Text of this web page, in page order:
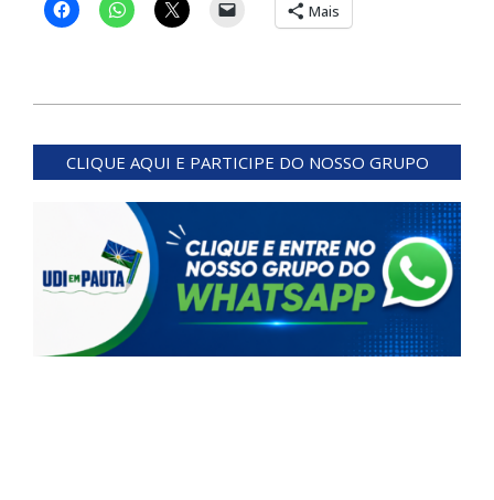
Mais
04-
CLIQUE AQUI E PARTICIPE DO NOSSO GRUPO